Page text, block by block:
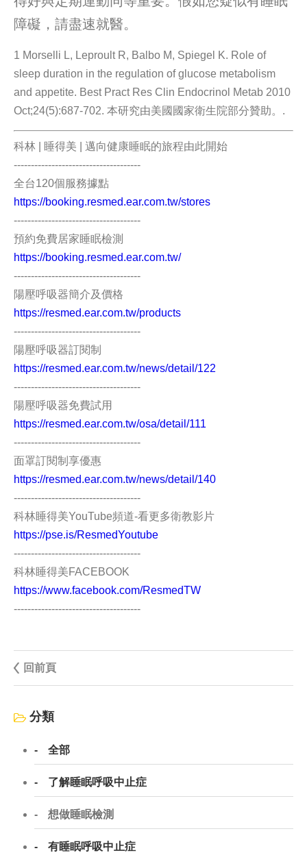
障礙，請盡速就醫。
1 Morselli L, Leproult R, Balbo M, Spiegel K. Role of
sleep duration in the regulation of glucose metabolism
and appetite. Best Pract Res Clin Endocrinol Metab 2010
Oct;24(5):687-702. 本研究由美國國家衛生院部分贊助。.
科林 | 睡得美 | 邁向健康睡眠的旅程由此開始
-------------------------------------
全台120個服務據點
https://booking.resmed.ear.com.tw/stores
-------------------------------------
預約免費居家睡眠檢測
https://booking.resmed.ear.com.tw/
-------------------------------------
陽壓呼吸器簡介及價格
https://resmed.ear.com.tw/products
-------------------------------------
陽壓呼吸器訂閱制
https://resmed.ear.com.tw/news/detail/122
-------------------------------------
陽壓呼吸器免費試用
https://resmed.ear.com.tw/osa/detail/111
-------------------------------------
面罩訂閱制享優惠
https://resmed.ear.com.tw/news/detail/140
-------------------------------------
科林睡得美YouTube頻道-看更多衛教影片
https://pse.is/ResmedYoutube
-------------------------------------
科林睡得美FACEBOOK
https://www.facebook.com/ResmedTW
-------------------------------------
回前頁
分類
全部
了解睡眠呼吸中止症
想做睡眠檢測
有睡眠呼吸中止症